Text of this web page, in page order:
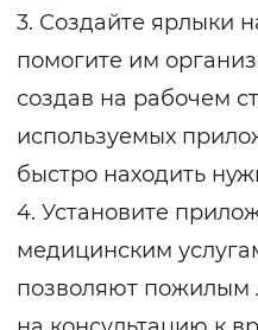
3. Создайте ярлыки
помогите им
создав на рабочем
используемых
быстро находить
4. Установите
медицинским
позволяют пожилым